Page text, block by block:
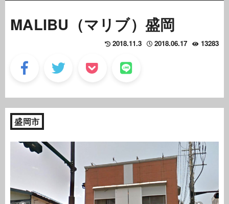
MALIBU（マリブ）盛岡
13283
2018.06.17
2018.11.3
盛岡市